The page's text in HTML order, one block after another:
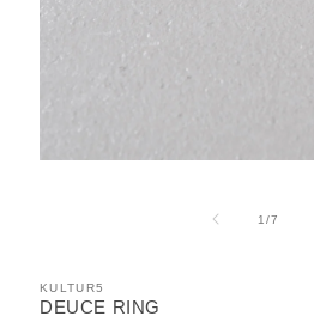
デ
1/の
7
KULTUR5
DEUCE RING